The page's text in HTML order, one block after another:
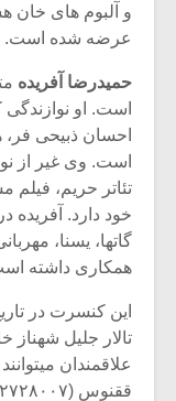
و آلبوم های خان
عرضه شده است.
حمیدرضا آفریده
است. او
احسان ذبیحی
است. وی غیر از
تئاتر حریم، فیلم
خود دارد. آفریده
گاتها، یسنا،
همکاری داشته
تالار جلیل شهناز
ققنوس (۲۲۷۲۸۰۰۷) اقدام به تهیه بلیط کنند.